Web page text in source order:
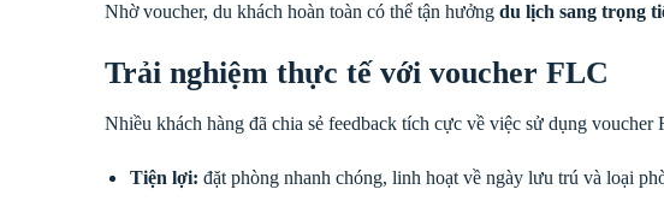
Nhờ voucher, du khách hoàn toàn có thể tận hưởng du lịch sang trọng
Trải nghiệm thực tế với voucher FLC
Nhiều khách hàng đã chia sẻ feedback tích cực về việc sử dụng voucher
Tiện lợi: đặt phòng nhanh chóng, linh hoạt về ngày lưu trú và loại